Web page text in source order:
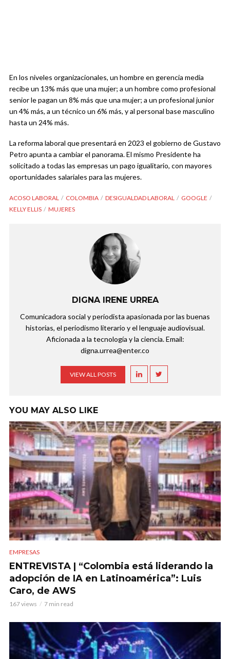
En los niveles organizacionales, un hombre en gerencia media
recibe un 13% más que una mujer; a un hombre como profesional
senior le pagan un 8% más que una mujer; a un profesional junior
un 4% más, a un técnico un 6% más, y al personal base masculino
hasta un 24% más.
La reforma laboral que presentará en 2023 el gobierno de Gustavo
Petro apunta a cambiar el panorama. El mismo Presidente ha
solicitado a todas las empresas un pago igualitario, con mayores
oportunidades salariales para las mujeres.
ACOSO LABORAL COLOMBIA DESIGUALDAD LABORAL
GOOGLE
KELLY ELLIS
MUJERES
DIGNA IRENE URREA
Comunicadora social y periodista apasionada por las buenas
historias, el periodismo literario y el lenguaje audiovisual.
Aficionada a la tecnología y la ciencia. Email:
digna.urrea@enter.co
VIEW ALL POSTS
YOU MAY ALSO LIKE
EMPRESAS
ENTREVISTA | “Colombia está liderando la
adopción de IA en Latinoamérica”: Luis
Caro, de AWS
167 views 7 min read